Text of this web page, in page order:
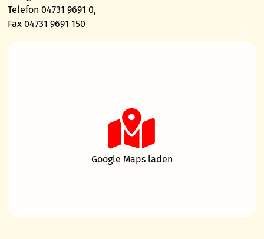
Telefon 04731 9691 0,
Fax 04731 9691 150
Google Maps laden